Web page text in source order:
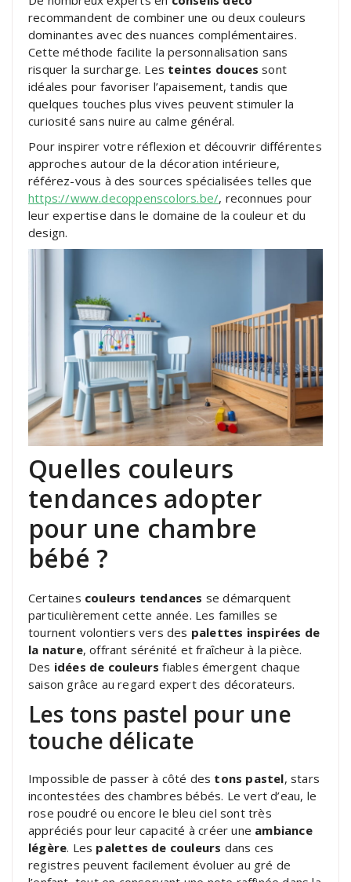
recommandent de combiner une ou deux couleurs
dominantes avec des nuances complémentaires.
Cette méthode facilite la personnalisation sans
risquer la surcharge. Les teintes douces sont
idéales pour favoriser l’apaisement, tandis que
quelques touches plus vives peuvent stimuler la
curiosité sans nuire au calme général.
Pour inspirer votre réflexion et découvrir différentes
approches autour de la décoration intérieure,
référez-vous à des sources spécialisées telles que
https://www.decoppenscolors.be/, reconnues pour
leur expertise dans le domaine de la couleur et du
design.
Quelles couleurs
tendances adopter
pour une chambre
bébé ?
Certaines couleurs tendances se démarquent
particulièrement cette année. Les familles se
tournent volontiers vers des palettes inspirées de
la nature, offrant sérénité et fraîcheur à la pièce.
Des idées de couleurs fiables émergent chaque
saison grâce au regard expert des décorateurs.
Les tons pastel pour une
touche délicate
Impossible de passer à côté des tons pastel, stars
incontestées des chambres bébés. Le vert d’eau, le
rose poudré ou encore le bleu ciel sont très
appréciés pour leur capacité à créer une ambiance
légère. Les palettes de couleurs dans ces
registres peuvent facilement évoluer au gré de